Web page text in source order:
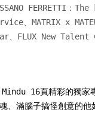
FERRETTI：
、MATRIX x MATEW
FLUX New Talent
16頁精彩的獨家
、滿腦子搞怪創意的他